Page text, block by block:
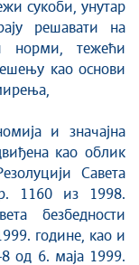
сукоби, унутар
решавати на
норми, тежећи
као основи
и значајна
као облик
Савета
1160 из 1998.
безбедности
године, као и
од 6. маја 1999.